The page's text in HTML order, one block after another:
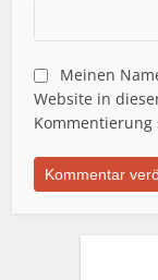
Meinen
Website in
Kommentierung